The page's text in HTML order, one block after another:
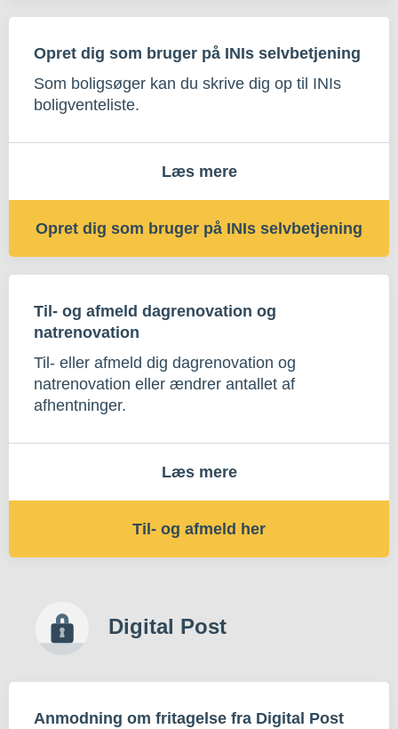
Opret dig som bruger på INIs selvbetjening
Som boligsøger kan du skrive dig op til INIs
boligventeliste.
Læs mere
Opret dig som bruger på INIs selvbetjening
Til- og afmeld dagrenovation og
natrenovation
Til- eller afmeld dig dagrenovation og
natrenovation eller ændrer antallet af
afhentninger.
Læs mere
Til- og afmeld her
Digital Post
Anmodning om fritagelse fra Digital Post